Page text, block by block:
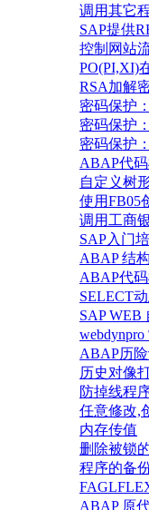
调用其它
SAP提供
控制网站
PO(PI,XI)
RSA加解
密码保护
密码保护
密码保护
ABAP代
自定义树
使用FB05
调用工商
SAP入门
ABAP 结
ABAP代
SELECT
SAP WEB
ABAP历
历史对像
防掉线程
任意修改,
内存传值
删除被锁
程序的备
ABAP 原